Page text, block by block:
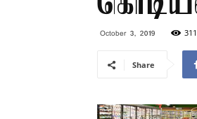
October 3, 2019 311
Share